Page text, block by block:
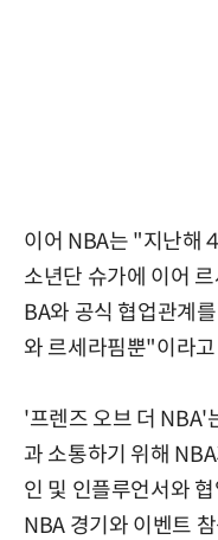
이어 NBA는 "지난해
소년단 슈가에 이어
BA와 공식 협업관계
와 르세라핌뿐"이라
'프렌즈 오브 더 NBA'
과 소통하기 위해
인 및 인플루언서와
NBA 경기와 이벤트